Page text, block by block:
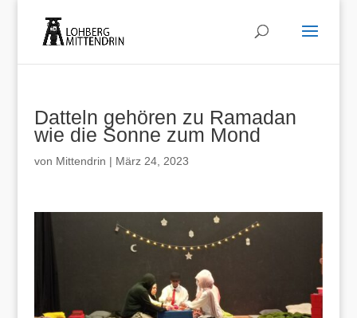
Datteln gehören zu Ramadan
wie die Sonne zum Mond
von Mittendrin | März 24, 2023